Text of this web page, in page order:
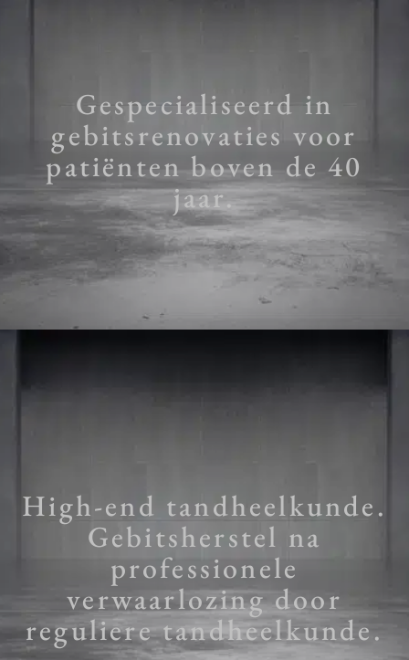
Gespecialiseerd in
gebitsrenovaties voor
patiënten boven de 40
jaar.
High-end tandheelkunde.
Gebitsherstel na
professionele
verwaarlozing door
reguliere tandheelkunde.